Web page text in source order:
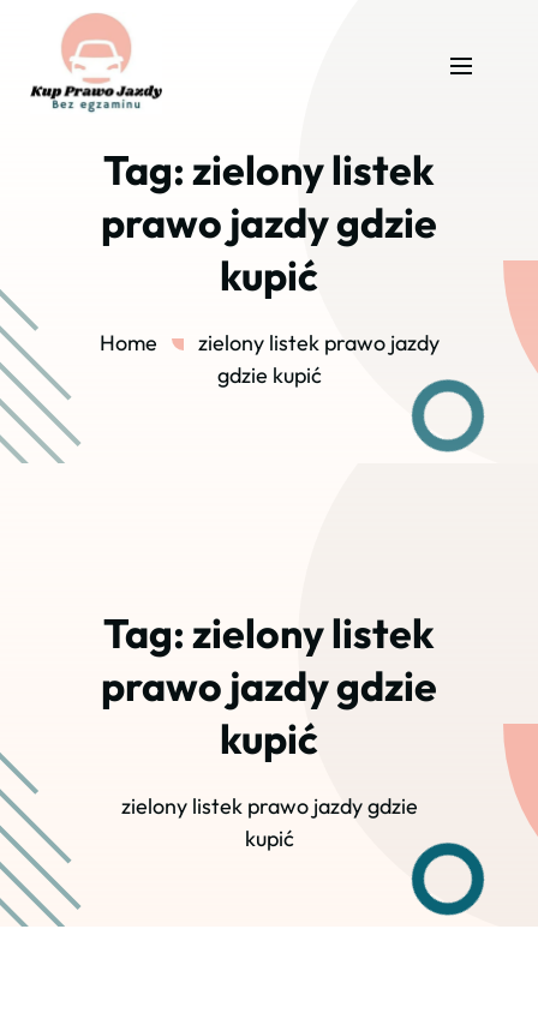
Tag:zielony listek
prawo jazdy gdzie
kupić
Home
zielony listek prawo jazdy
gdzie kupić
Tag:zielony listek
prawo jazdy gdzie
kupić
zielony listek prawo jazdy gdzie
kupić